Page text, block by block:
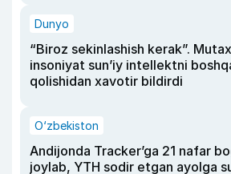
Dunyo
“Biroz sekinlashish kerak”.
insoniyat sun’iy intellektni
qolishidan xavotir bildirdi
O‘zbekiston
Andijonda Tracker’ga 21 nafar
joylab, YTH sodir etgan ayolga